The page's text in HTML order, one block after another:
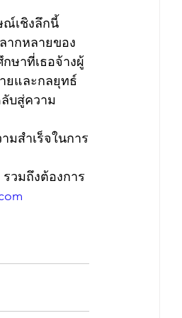
ณ์เชิงลึกนี้
ากหลายของ
ษาที่เธอจ้างผู้
ยและกลยุทธ์
ลับสู่ความ
มสำเร็จในการ
วมถึงต้องการ